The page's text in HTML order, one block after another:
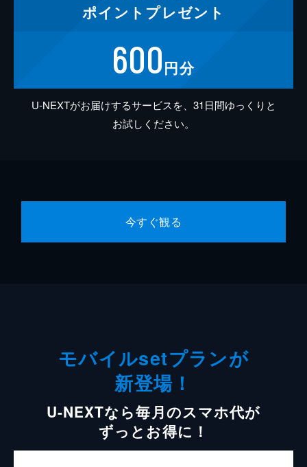
ポイント プレゼント
600円分
U-NEXTがお届けするサービスを、31日間ゆっくりと
お試しください。
今すぐ観る
モバイルsetプランが
新登場！
U-NEXTなら毎月のスマホ代が
ずっとお得に！